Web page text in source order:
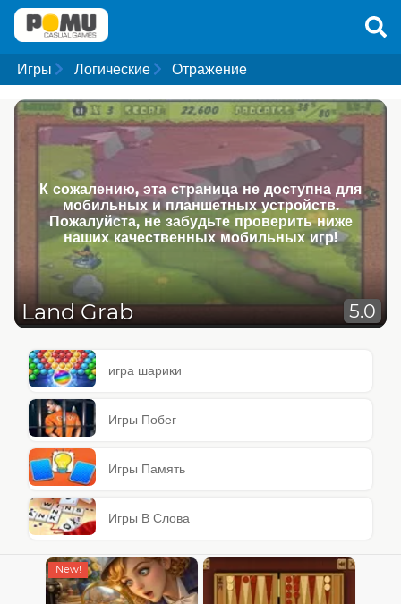
Игры Логические Отражение
К сожалению, эта страница не доступна для
мобильных и планшетных устройств.
Пожалуйста, не забудьте проверить ниже
наших качественных мобильных игр!
Land Grab 5.0
игра шарики
Игры Побег
Игры Память
Игры В Слова